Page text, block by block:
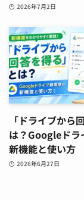
2026年7月2日
「ドライブから
は？Googleドラ
新機能と使い方
2026年6月27日